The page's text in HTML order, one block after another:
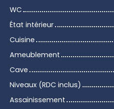
WC
État intérieur
Cuisine
Ameublement
Cave
Niveaux (RDC inclus)
Assainissement